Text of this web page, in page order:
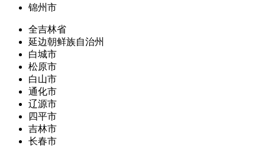
锦州市
全吉林省
延边朝鲜族自治州
白城市
松原市
白山市
通化市
辽源市
四平市
吉林市
长春市